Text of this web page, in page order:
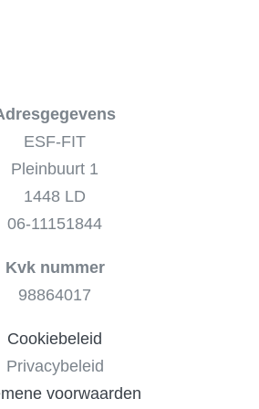
ESF-FIT
Pleinbuurt 1
1448 LD
06-11151844
Kvk nummer
98864017
Cookiebeleid
Privacybeleid
voorwaarden